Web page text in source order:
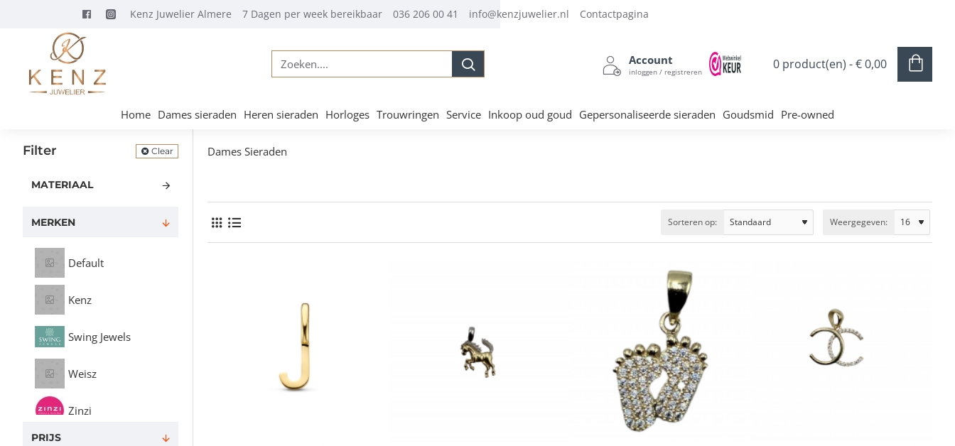
Kenz Juwelier Almere 7 Dagen per week bereikbaar 036 206 00 41 info@kenzjuwelier.nl Contactpagina
Zoeken....
Account
inloggen / registreren 0 product(en) - € 0,00
Home Dames sieraden Heren sieraden Horloges Trouwringen Service Inkoop oud goud Gepersonaliseerde sieraden Goudsmid Pre-owned
Filter Clear
MATERIAAL
MERKEN
Default
Kenz
Swing Jewels
Weisz
Zinzi
PRIJS
Dames Sieraden
Sorteren op: Weergegeven: